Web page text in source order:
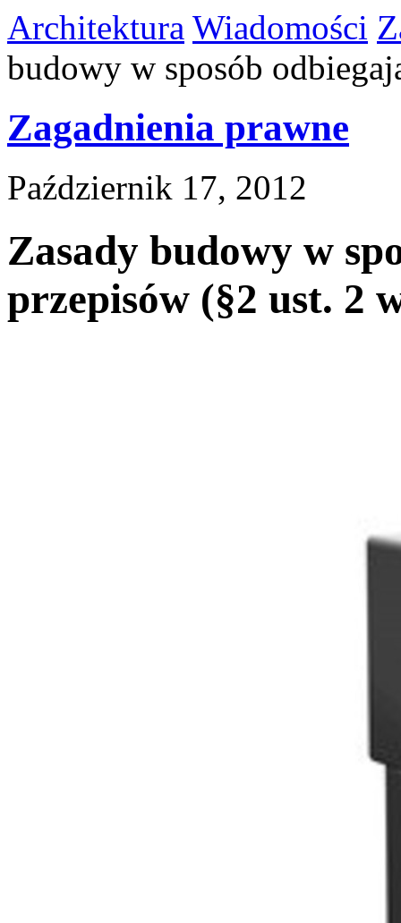
Architektura Wiadomości
budowy w sposób
Zagadnienia prawne
Październik 17, 2012
Zasady budowy w
przepisów (§2 ust. 2